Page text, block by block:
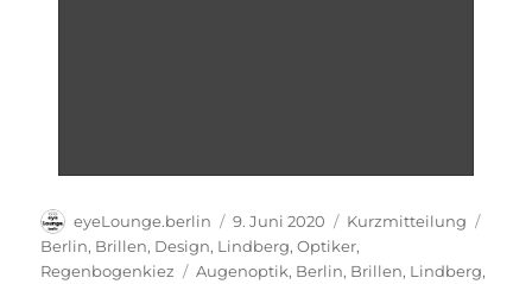
Autor
eyeLounge.berlin
Veröffentlicht
am
9. Juni 2020 Format
Kurzmitteilung
Berlin, Brillen, Design, Lindberg,Optiker,
Regenbogenkiez
Schlagwörter
Augenoptik, Berlin, Brillen, Lindberg,